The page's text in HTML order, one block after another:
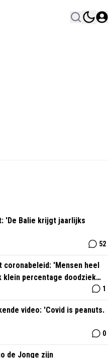
'De Balie krijgt jaarlijks
52
'Mensen heel
klein percentage doodziek
1
video: 'Covid is peanuts.
0
de Jonge zijn